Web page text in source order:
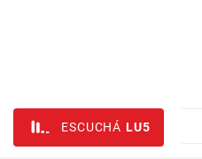
ESCUCHÁ LU5